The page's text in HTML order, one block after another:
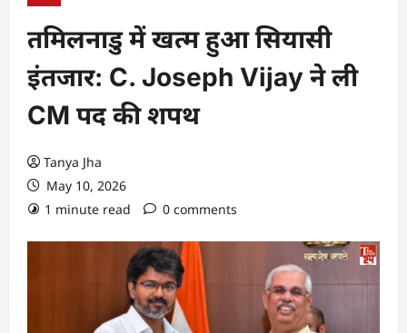
तमिलनाडु में खत्म हुआ सियासी
इंतजार: C. Joseph Vijay ने ली
CM पद की शपथ
Tanya Jha
May 10, 2026
1 minute read
0 comments